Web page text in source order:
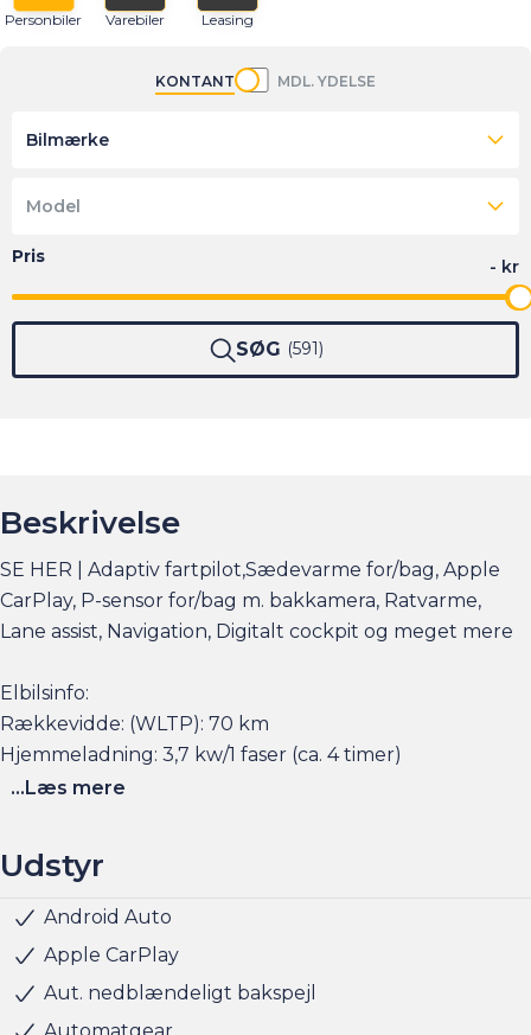
Personbiler Varebiler Leasing
KONTANT MDL. YDELSE
Bilmærke
Model
SØG 591
Beskrivelse
SE HER | Adaptiv fartpilot,Sædevarme for/bag, Apple
CarPlay, P-sensor for/bag m. bakkamera, Ratvarme,
Lane assist, Navigation, Digitalt cockpit og meget mere
Elbilsinfo:
Rækkevidde: (WLTP): 70 km
Hjemmeladning: 3,7 kw/1 faser (ca. 4 timer)
Husk at booke en forudgående aftale her eller via
sat tid af med en salgskonsulent til at snakke om
handlen efterfølgende.
...Læs mere
Udstyr
Android Auto
Apple CarPlay
Aut. nedblændeligt bakspejl
Klimaanlæg 2-zoner
Kørecomputer
Navigation
Ratgearskifte
Regnsensor
Sædevarme for/bag
Udvendig temperaturmåler
USB stik
LED baglygter
LED forlygter
LED kørelys
Aircondition
Centrallås
Klimaanlæg
Parkeringssensor bag
Parkeringssensor for
Parkeringssensor for/bag
Sædevarme for
Servo
Alufælge
Justerbart rat
Kopholder
Splitbagsæde
Stofindtræk
ABS
Airbag
Antispin
Isofix
Startspærre
5 sæder